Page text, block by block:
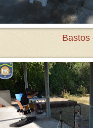
Bastos